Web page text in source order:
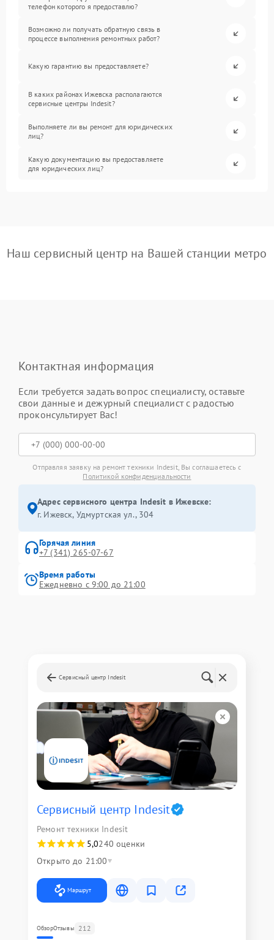
телефон которого я предоставлю?
Возможно ли получать обратную связь в
процессе выполнения ремонтных работ?
Какую гарантию вы предоставляете?
В каких районах Ижевска располагаются
сервисные центры Indesit?
Выполняете ли вы ремонт для юридических
лиц?
Какую документацию вы предоставляете
для юридических лиц?
Наш сервисный центр на Вашей станции метро
Контактная информация
Если требуется задать вопрос специалисту, оставьте
свои данные и дежурный специалист с радостью
проконсультирует Вас!
Отправляя заявку на ремонт техники Indesit, Вы соглашаетесь с
Политикой конфиденциальности
Адрес сервисного центра Indesit в Ижевске:
г. Ижевск, Удмуртская ул., 304
Горячая линия
+7 (341) 265-07-67
Время работы
Ежедневно с 9:00 до 21:00
Сервисный центр Indesit
Сервисный центр Indesit
Ремонт техники Indesit
5,0240 оценки
Открыто до 21:00
Маршрут
ОбзорОтзывы 212